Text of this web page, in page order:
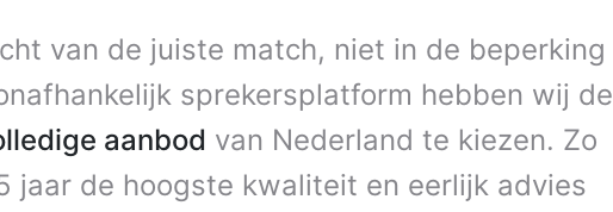
van de juiste match, niet in de beperking
sprekersplatform hebben wij de
aanbod van Nederland te kiezen. Zo
jaar de hoogste kwaliteit en eerlijk advies